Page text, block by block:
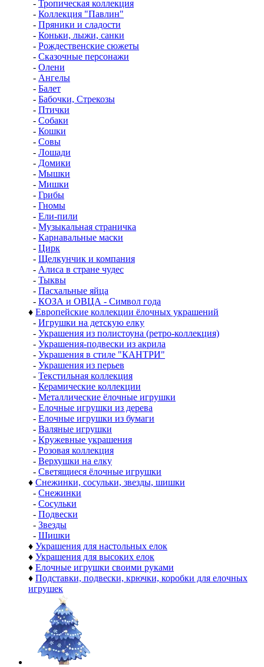
- Тропическая коллекция
- Коллекция "Павлин"
- Пряники и сладости
- Коньки, лыжи, санки
- Рождественские сюжеты
- Сказочные персонажи
- Олени
- Ангелы
- Балет
- Бабочки, Стрекозы
- Птички
- Собаки
- Кошки
- Совы
- Лошади
- Домики
- Мышки
- Мишки
- Грибы
- Гномы
- Ели-пили
- Музыкальная страничка
- Карнавальные маски
- Цирк
- Щелкунчик и компания
- Алиса в стране чудес
- Тыквы
- Пасхальные яйца
- КОЗА и ОВЦА - Символ года
♦ Европейские коллекции ёлочных украшений
- Игрушки на детскую елку
- Украшения из полистоуна (ретро-коллекция)
- Украшения-подвески из акрила
- Украшения в стиле "КАНТРИ"
- Украшения из перьев
- Текстильная коллекция
- Керамические коллекции
- Металлические ёлочные игрушки
- Елочные игрушки из дерева
- Елочные игрушки из бумаги
- Валяные игрушки
- Кружевные украшения
- Розовая коллекция
- Верхушки на елку
- Светящиеся ёлочные игрушки
♦ Снежинки, сосульки, звезды, шишки
- Снежинки
- Сосульки
- Подвески
- Звезды
- Шишки
♦ Украшения для настольных елок
♦ Украшения для высоких елок
♦ Елочные игрушки своими руками
♦ Подставки, подвески, крючки, коробки для елочных
игрушек